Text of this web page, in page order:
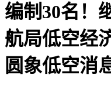
编制30名！
航局低空经
圆象低空消